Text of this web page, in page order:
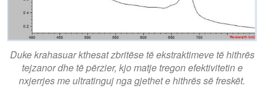
Duke krahasuar kthesat zbritëse të ekstraktimeve të hithrës
tejzanor dhe të përzier, kjo matje tregon efektivitetin e
nxjerrjes me ultratinguj nga gjethet e hithrës së freskët.